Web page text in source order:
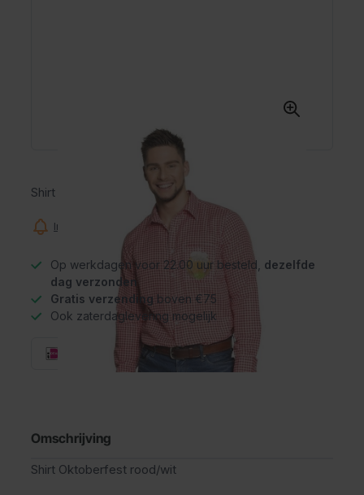
Shirt Oktoberfest rood/wit
Informeer mij wanneer dit product op voorraad is
Op werkdagen voor 22.00 uur besteld, dezelfde
dag verzonden
Gratis verzending boven €75
Ook zaterdaglevering mogelijk
Omschrijving
Shirt Oktoberfest rood/wit